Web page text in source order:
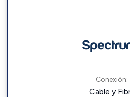
Conexión:
Cable y